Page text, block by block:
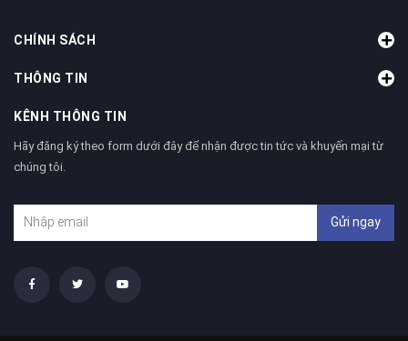
CHÍNH SÁCH
THÔNG TIN
KÊNH THÔNG TIN
Hãy đăng ký theo form dưới đây để nhận được tin tức và khuyến mại từ
chúng tôi.
Gửi ngay